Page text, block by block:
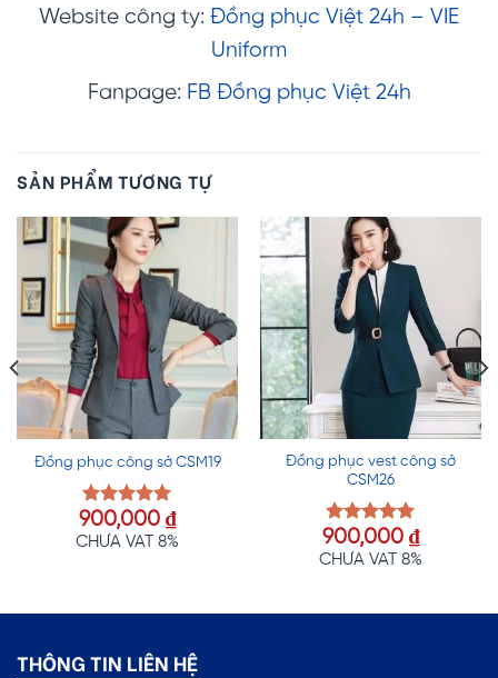
Website công ty: Đồng phục Việt 24h – VIE
Uniform
Fanpage: FB Đồng phục Việt 24h
SẢN PHẨM TƯƠNG TỰ
Đồng phục công sở CSM19
Được xếp
hạng5.00
900,000 ₫
CHƯA VAT 8%
Đồng phục vest công sở
CSM26
Được xếp
hạng5.00
900,000 ₫
CHƯA VAT 8%
THÔNG TIN LIÊN HỆ